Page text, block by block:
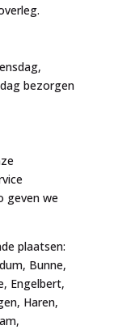
bezorgen
geven we
plaatsen:
Bunne,
Engelbert,
Haren,